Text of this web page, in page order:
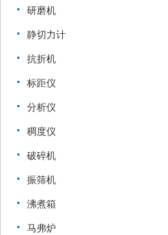
研磨机
静切力计
抗折机
标距仪
分析仪
稠度仪
破碎机
振筛机
沸煮箱
马弗炉